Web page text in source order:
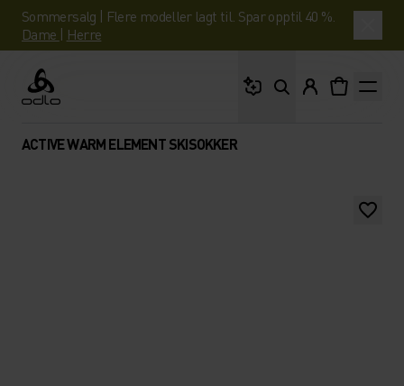
Sommersalg | Flere modeller lagt til. Spar opptil 40 %.
Dame | Herre
Odlo
ACTIVE WARM ELEMENT SKISOKKER